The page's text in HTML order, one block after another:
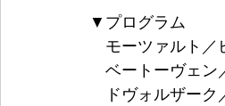
▼プログラム
モーツァルト／
ベートーヴェン
ドヴォルザーク